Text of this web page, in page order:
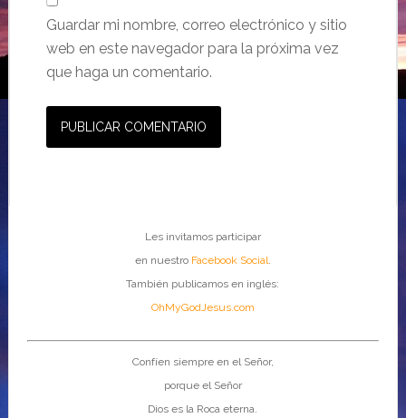
Guardar mi nombre, correo electrónico y sitio
web en este navegador para la próxima vez
que haga un comentario.
Les invitamos participar
en nuestro Facebook Social
También publicamos en inglés:
OhMyGodJesus.com
Confíen siempre en el Señor,
porque el Señor
Dios es la Roca eterna.